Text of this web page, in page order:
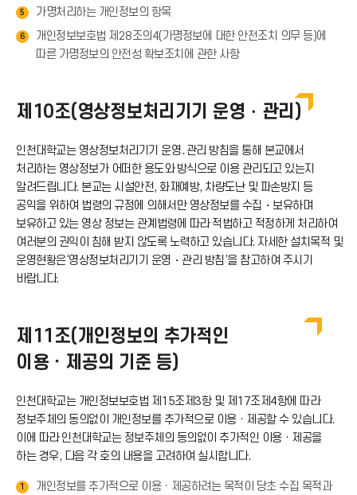
5 가명처리하는 개인정보의 항목
6
개인정보보호법 제28조의4(가명정보에 대한 안전조치 의무 등)에
따른 가명정보의 안전성 확보조치에 관한 사항
제10조(영상정보처리기기 운영・관리)
인천대학교는 영상정보처리기기 운영․관리 방침을 통해 본교에서
처리하는 영상정보가 어떠한 용도와 방식으로 이용 관리되고 있는지
알려드립니다. 본교는 시설안전, 화재예방, 차량도난 및 파손방지 등
공익을 위하여 법령의 규정에 의해서만 영상정보를 수집・보유하며
보유하고 있는 영상 정보는 관계법령에 따라 적법하고 적정하게 처리하여
여러분의 권익이 침해 받지 않도록 노력하고 있습니다. 자세한 설치목적 및
운영현황은‘영상정보처리기기 운영・관리 방침’을 참고하여 주시기
바랍니다.
제11조(개인정보의 추가적인
이용ㆍ제공의 기준 등)
인천대학교는 개인정보보호법 제15조제3항 및 제17조제4항에 따라
정보주체의 동의없이 개인정보를 추가적으로 이용ㆍ제공할 수 있습니다.
이에 따라 인천대학교는 정보주체의 동의없이 추가적인 이용ㆍ제공을
하는 경우, 다음 각 호의 내용을 고려하여 실시합니다.
1
개인정보를 추가적으로 이용ㆍ제공하려는 목적이 당초 수집 목적과